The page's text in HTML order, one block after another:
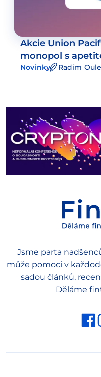
Akcie Union
monopol s
Novinky Radim
Jsme parta
může pomoci v
sadou článků,
Děláme